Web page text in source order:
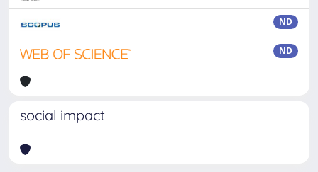
ND
ND
social impact